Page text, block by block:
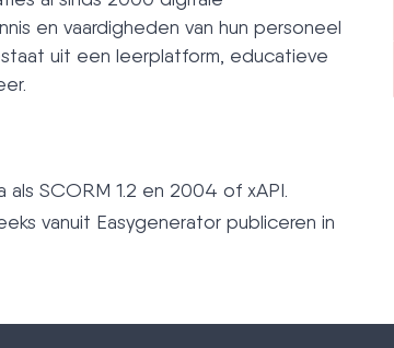
en vaardigheden van hun personeel
uit een leerplatform, educatieve
SCORM 1.2 en 2004 of xAPI.
vanuit Easygenerator publiceren in